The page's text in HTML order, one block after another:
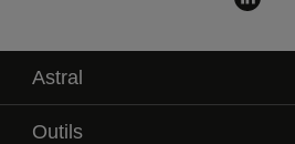
Astral
La marque
Outils